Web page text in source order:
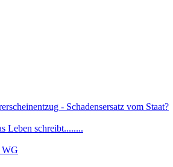
- Schadensersatz vom Staat?
Leben schreibt........
WG